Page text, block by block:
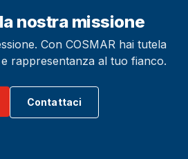
nostra missione
Con COSMAR hai tutela
rappresentanza al tuo fianco.
Contattaci